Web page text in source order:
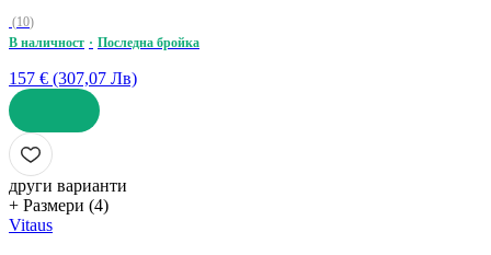
(10)
В наличност
Последна бройка
157 € (307,07 Лв)
ДОБАВИ
други варианти
+ Размери (4)
Vitaus